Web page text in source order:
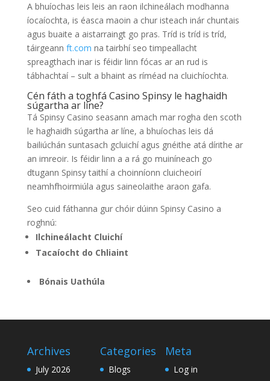
A bhuíochas leis leis an raon ilchineálach modhanna
íocaíochta, is éasca maoin a chur isteach inár chuntais
agus buaite a aistarraingt go pras. Tríd is tríd is tríd,
táirgeann ft.com na tairbhí seo timpeallacht
spreagthach inar is féidir linn fócas ar an rud is
tábhachtaí – sult a bhaint as ríméad na cluichíochta.
Cén fáth a toghfá Casino Spinsy le haghaidh
súgartha ar líne?
Tá Spinsy Casino seasann amach mar rogha den scoth
le haghaidh súgartha ar líne, a bhuíochas leis dá
bailiúchán suntasach gcluichí agus gnéithe atá dírithe ar
an imreoir. Is féidir linn a a rá go muiníneach go
dtugann Spinsy taithí a choinníonn cluicheoirí
neamhfhoirmiúla agus saineolaithe araon gafa.
Seo cuid fáthanna gur chóir dúinn Spinsy Casino a
roghnú:
Ilchineálacht Cluichí
Tacaíocht do Chliaint
Bónais Uathúla
Archives
July 2026
Categories
Blogs
Meta
Log in